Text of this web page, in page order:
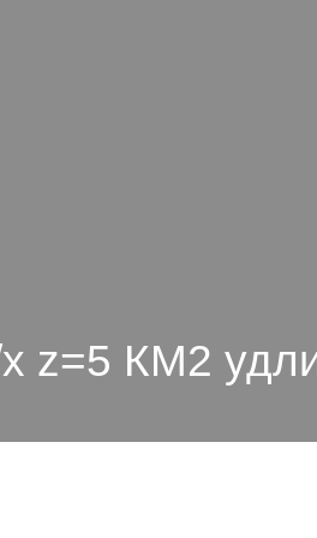
z=5 КМ2